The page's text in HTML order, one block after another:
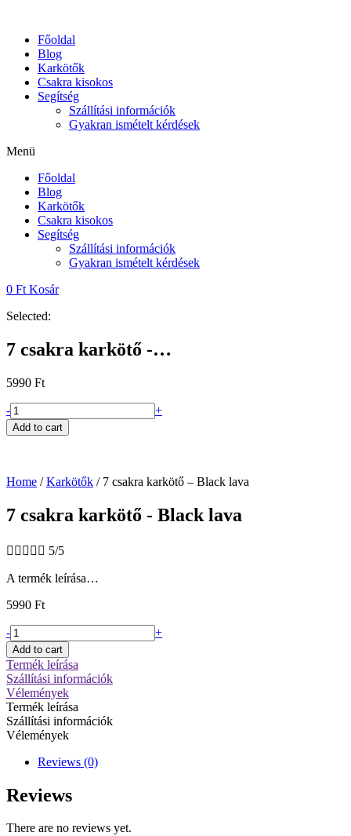
contentFőoldal
Blog
Karkötők
Csakra kisokos
Segítség
Szállítási információk
Gyakran ismételt kérdések
Menü
Főoldal
Blog
Karkötők
Csakra kisokos
Segítség
Szállítási információk
Gyakran ismételt kérdések
0 Ft Kosár
Selected:
7 csakra karkötő -…
5990 Ft
7
csakra
karkötő
lava
- +
Add to cart
Home /Karkötők / 7 csakra karkötő – Black lava
7 csakra karkötő - Black lava
     5/5
A termék leírása…
5990 Ft
7
csakra
karkötő
-
Black
lava
quantity
- +
Add to cart
Termék leírása
Szállítási információk
Vélemények
Termék leírása
Szállítási információk
Vélemények
Reviews (0)
Reviews
There are no reviews yet.